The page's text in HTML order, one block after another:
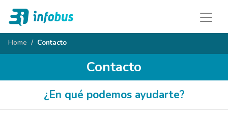
Home Contacto
Contacto
¿En qué podemos ayudarte?